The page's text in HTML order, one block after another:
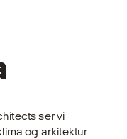
ser vi
og arkitektur